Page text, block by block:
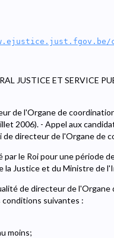
JUSTICE ET SERVICE
de l'Organe de
2006). - Appel aux
directeur de l'Organe de
le Roi pour une période
la Justice et du Ministre de
de directeur de l'Organe
suivantes :
moins;